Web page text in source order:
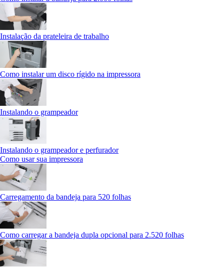
Instalação da prateleira de trabalho
Como instalar um disco rígido na impressora
Instalando o grampeador
Instalando o grampeador e perfurador
Como usar sua impressora
Carregamento da bandeja para 520 folhas
Como carregar a bandeja dupla opcional para 2.520 folhas